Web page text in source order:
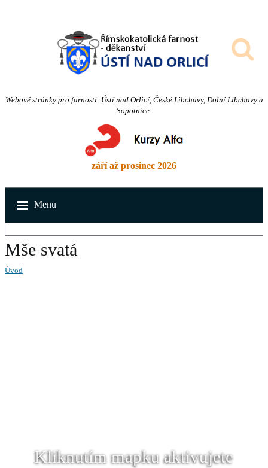
Webové stránky pro farnosti: Ústí nad Orlicí, České Libchavy, Dolní Libchavy a
Sopotnice.
září až prosinec 2026
Menu
Mše svatá
Úvod
Kliknutím mapku aktivujete